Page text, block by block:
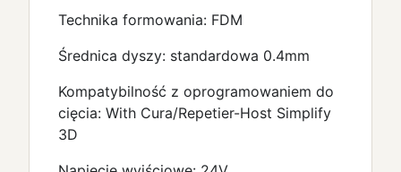
Technika formowania: FDM
Średnica dyszy: standardowa 0.4mm
Kompatybilność z oprogramowaniem do
cięcia: With Cura/Repetier-Host Simplify
3D